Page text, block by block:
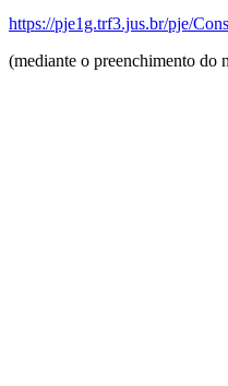
https://pje1g.trf3.jus.br/pje/
(mediante o preenchimento do